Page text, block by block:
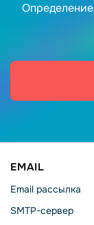
EMAIL
Email рассылка
SMTP-сервер